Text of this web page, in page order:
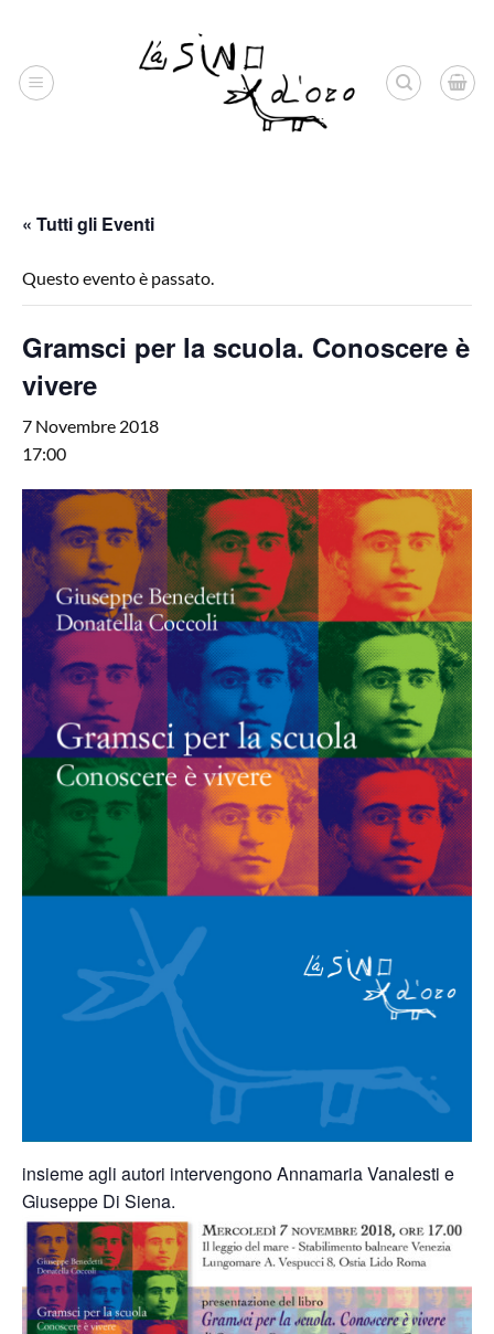
contenuti
« Tutti gli Eventi
Questo evento è passato.
Gramsci per la scuola. Conoscere è
vivere
7 Novembre 2018
17:00
insieme agli autori intervengono Annamaria Vanalesti e
Giuseppe Di Siena.